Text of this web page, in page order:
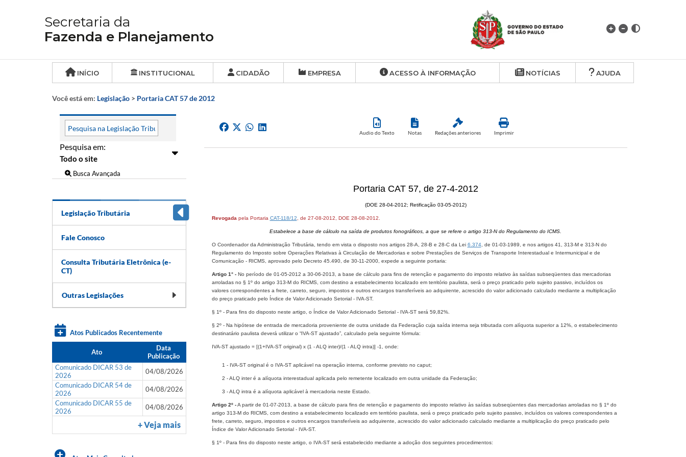
Secretaria da
Fazenda e Planejamento
INÍCIO INSTITUCIONAL CIDADÃO EMPRESA ACESSO À INFORMAÇÃO NOTÍCIAS AJUDA
Você está em: Legislação > Portaria CAT 57 de 2012
Pesquisa em:
Busca Avançada
Legislação Tributária
Fale Conosco
Consulta Tributária Eletrônica (e-
CT)
Outras Legislações
Atos Publicados Recentemente
Ato
Data
Publicação
Comunicado DICAR 53 de
2026
04/08/2026
Comunicado DICAR 54 de
2026
04/08/2026
Comunicado DICAR 55 de
2026
04/08/2026
+ Veja mais
Audio do Texto Notas Redações anteriores Imprimir
Portaria CAT 57, de 27-4-2012
(DOE 28-04-2012; Retificação 03-05-2012)
Revogada pela Portaria CAT-118/12 , de 27-08-2012, DOE 28-08-2012.
Estabelece a base de cálculo na saída de produtos fonográficos, a que se refere o artigo 313-N do Regulamento do ICMS.
O Coordenador da Administração Tributária, tendo em vista o disposto nos artigos 28-A, 28-B e 28-C da Lei 6.374, de 01-03-1989, e nos artigos 41, 313-M e 313-N do
Regulamento do Imposto sobre Operações Relativas à Circulação de Mercadorias e sobre Prestações de Serviços de Transporte Interestadual e Intermunicipal e de
Comunicação - RICMS, aprovado pelo Decreto 45.490, de 30-11-2000, expede a seguinte portaria:
Artigo 1° - No período de 01-05-2012 a 30-06-2013, a base de cálculo para fins de retenção e pagamento do imposto relativo às saídas subseqüentes das mercadorias
arroladas no § 1º do artigo 313-M do RICMS, com destino a estabelecimento localizado em território paulista, será o preço praticado pelo sujeito passivo, incluídos os
valores correspondentes a frete, carreto, seguro, impostos e outros encargos transferíveis ao adquirente, acrescido do valor adicionado calculado mediante a multiplicação
do preço praticado pelo Índice de Valor Adicionado Setorial - IVA-ST.
§ 1º - Para fins do disposto neste artigo, o Índice de Valor Adicionado Setorial - IVA-ST será 59,82%.
§ 2º - Na hipótese de entrada de mercadoria proveniente de outra unidade da Federação cuja saída interna seja tributada com alíquota superior a 12%, o estabelecimento
destinatário paulista deverá utilizar o “IVA-ST ajustado”, calculado pela seguinte fórmula:
IVA-ST ajustado = [(1+IVA-ST original) x (1 - ALQ inter)/(1 - ALQ intra)] -1, onde:
1 - IVA-ST original é o IVA-ST aplicável na operação interna, conforme previsto no caput;
2 - ALQ inter é a alíquota interestadual aplicada pelo remetente localizado em outra unidade da Federação;
3 - ALQ intra é a alíquota aplicável à mercadoria neste Estado.
Artigo 2º -A partir de 01-07-2013, a base de cálculo para fins de retenção e pagamento do imposto relativo às saídas subseqüentes das mercadorias arroladas no § 1º do
artigo 313-M do RICMS, com destino a estabelecimento localizado em território paulista, será o preço praticado pelo sujeito passivo, incluídos os valores correspondentes a
frete, carreto, seguro, impostos e outros encargos transferíveis ao adquirente, acrescido do valor adicionado calculado mediante a multiplicação do preço praticado pelo
Índice de Valor Adicionado Setorial - IVA-ST.
§ 1º - Para fins do disposto neste artigo, o IVA-ST será estabelecido mediante a adoção dos seguintes procedimentos: